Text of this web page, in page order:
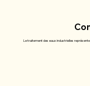
Le traitement des eaux industrielles représente